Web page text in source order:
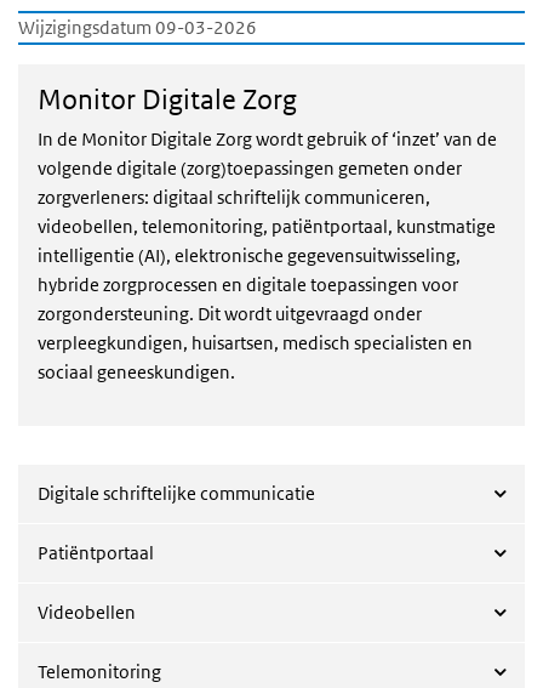
Wijzigingsdatum 09-03-2026
Monitor Digitale Zorg
In de Monitor Digitale Zorgwordt gebruik of ‘inzet’ van de
volgende digitale (zorg)toepassingen gemeten onder
zorgverleners: digitaal schriftelijk communiceren,
videobellen, telemonitoring, patiëntportaal, kunstmatige
intelligentie (AI), elektronische gegevensuitwisseling,
hybride zorgprocessen en digitale toepassingen voor
zorgondersteuning. Dit wordt uitgevraagd onder
verpleegkundigen, huisartsen, medisch specialisten en
sociaal geneeskundigen.
Digitale schriftelijke communicatie
Patiëntportaal
Videobellen
Telemonitoring